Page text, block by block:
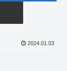
2024.01.03